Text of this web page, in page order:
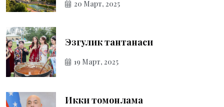
20 Март, 2025
Эзгулик тантанаси
19 Март, 2025
Икки томонлама